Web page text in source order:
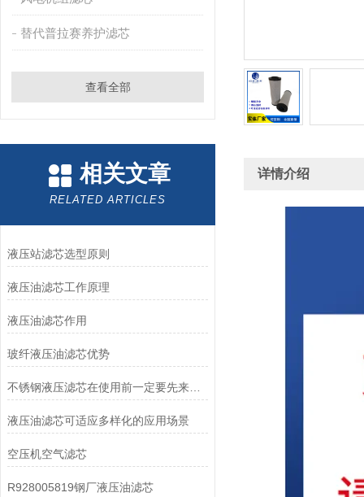
替代普拉赛养护滤芯
查看全部
相关文章
RELATED ARTICLES
液压站滤芯选型原则
液压油滤芯工作原理
液压油滤芯作用
玻纤液压油滤芯优势
不锈钢液压滤芯在使用前一定要先来了解下这些
液压油滤芯可适应多样化的应用场景
空压机空气滤芯
R928005819钢厂液压油滤芯
详情介绍